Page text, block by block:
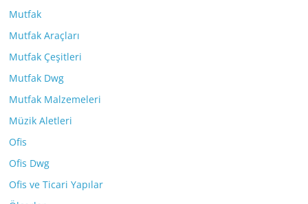
Mutfak
Mutfak Araçları
Mutfak Çeşitleri
Mutfak Dwg
Mutfak Malzemeleri
Müzik Aletleri
Ofis
Ofis Dwg
Ofis ve Ticari Yapılar